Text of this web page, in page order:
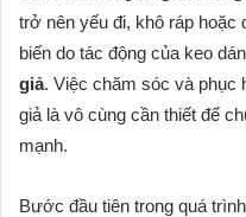
trở nên yếu đi, khô ráp
biến do tác động của keo
giả. Việc chăm sóc và phục
giả là vô cùng cần thiết để
mạnh.
Bước đầu tiên trong quá